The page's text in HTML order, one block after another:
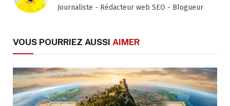
Journaliste - Rédacteur web SEO - Blogueur
VOUS POURRIEZ AUSSI AIMER